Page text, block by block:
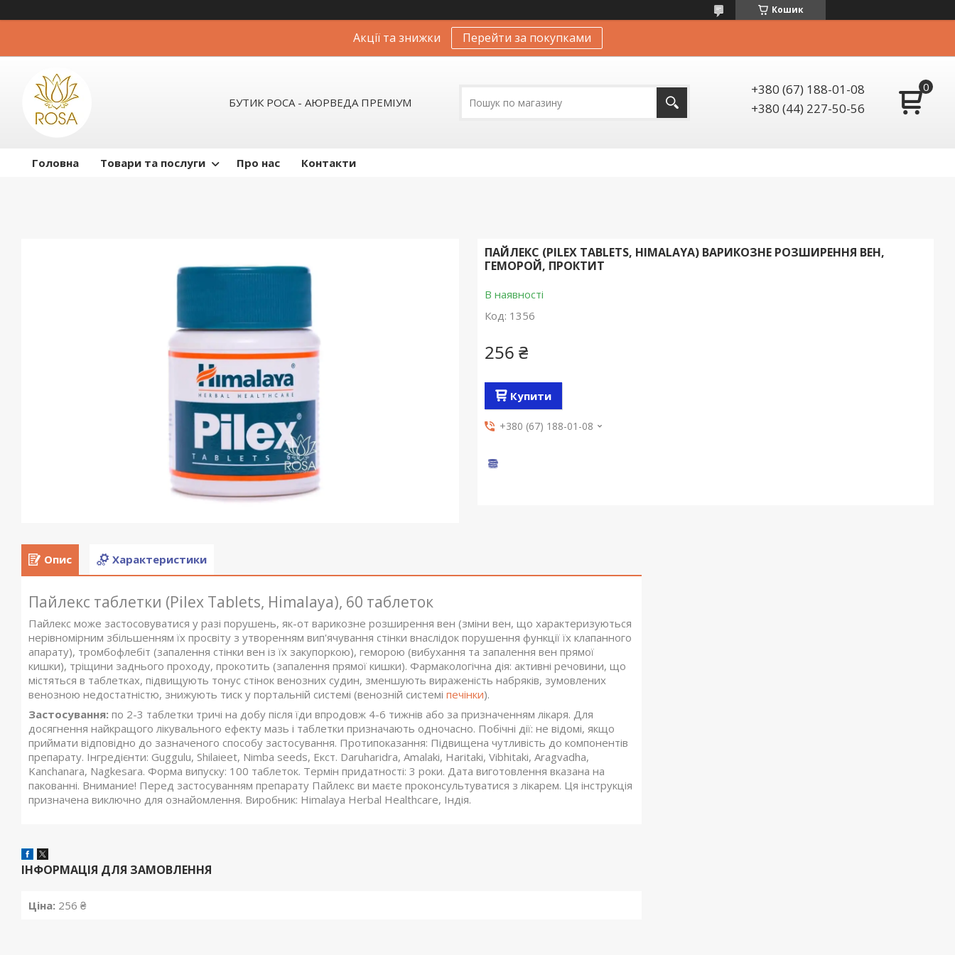
Кошик
Акції та знижки Перейти за покупками
БУТИК РОСА - АЮРВЕДА ПРЕМІУМ
+380 (67) 188-01-08
+380 (44) 227-50-56
Головна Товари та послуги Про нас Контакти
ПАЙЛЕКС (PILEX TABLETS, HIMALAYA) ВАРИКОЗНЕ РОЗШИРЕННЯ ВЕН,
ГЕМОРОЙ, ПРОКТИТ
В наявності
Код: 1356
256 ₴
Купити
+380 (67) 188-01-08
Опис Характеристики
Пайлекс таблетки (Pilex Tablets, Himalaya), 60 таблеток
Пайлекс може застосовуватися у разі порушень, як-от варикозне розширення вен (зміни вен, що характеризуються
нерівномірним збільшенням їх просвіту з утворенням вип'ячування стінки внаслідок порушення функції їх клапанного
апарату), тромбофлебіт (запалення стінки вен із їх закупоркою), геморою (вибухання та запалення вен прямої
кишки), тріщини заднього проходу, прокотить (запалення прямої кишки). Фармакологічна дія: активні речовини, що
містяться в таблетках, підвищують тонус стінок венозних судин, зменшують вираженість набряків, зумовлених
венозною недостатністю, знижують тиск у портальній системі (венозній системі печінки).
Застосування: по 2-3 таблетки тричі на добу після їди впродовж 4-6 тижнів або за призначенням лікаря. Для
досягнення найкращого лікувального ефекту мазь і таблетки призначають одночасно. Побічні дії: не відомі, якщо
приймати відповідно до зазначеного способу застосування. Протипоказання: Підвищена чутливість до компонентів
препарату. Інгредієнти: Guggulu, Shilaieet, Nimba seeds, Екст. Daruharidra, Amalaki, Haritaki, Vibhitaki, Aragvadha,
Kanchanara, Nagkesara. Форма випуску: 100 таблеток. Термін придатності: 3 роки. Дата виготовлення вказана на
пакованні. Внимание! Перед застосуванням препарату Пайлекс ви маєте проконсультуватися з лікарем. Ця інструкція
призначена виключно для ознайомлення. Виробник: Himalaya Herbal Healthcare, Індія.
ІНФОРМАЦІЯ ДЛЯ ЗАМОВЛЕННЯ
Ціна: 256 ₴